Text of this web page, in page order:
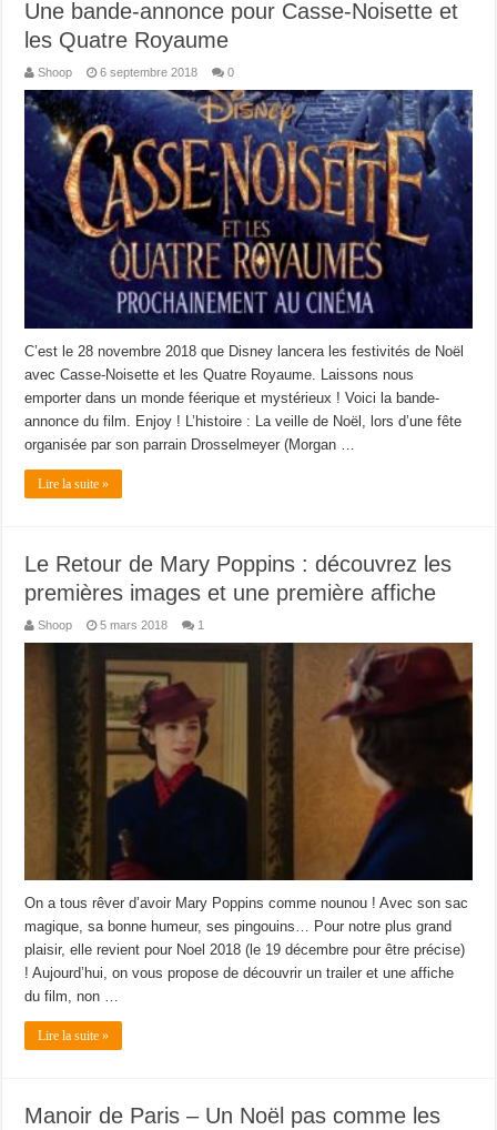
Une bande-annonce pour Casse-Noisette et
les Quatre Royaume
Shoop 6 septembre 2018 0
C’est le 28 novembre 2018 que Disney lancera les festivités de Noël
avec Casse-Noisette et les Quatre Royaume. Laissons nous
emporter dans un monde féerique et mystérieux ! Voici la bande-
annonce du film. Enjoy ! L’histoire : La veille de Noël, lors d’une fête
organisée par son parrain Drosselmeyer (Morgan …
Lire la suite »
Le Retour de Mary Poppins : découvrez les
premières images et une première affiche
Shoop 5 mars 2018 1
On a tous rêver d’avoir Mary Poppins comme nounou ! Avec son sac
magique, sa bonne humeur, ses pingouins… Pour notre plus grand
plaisir, elle revient pour Noel 2018 (le 19 décembre pour être précise)
! Aujourd’hui, on vous propose de découvrir un trailer et une affiche
du film, non …
Lire la suite »
Manoir de Paris – Un Noël pas comme les